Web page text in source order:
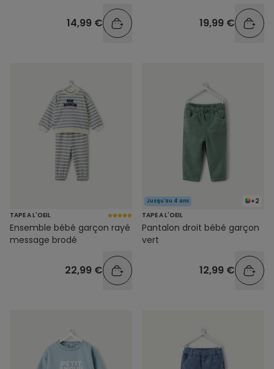
14,99 € 19,99 €
TAPE A L'OEIL
Ensemble bébé garçon rayé
message brodé
22,99 €
+2
Jusqu'au 4 ans
TAPE A L'OEIL
Pantalon droit bébé garçon
vert
12,99 €